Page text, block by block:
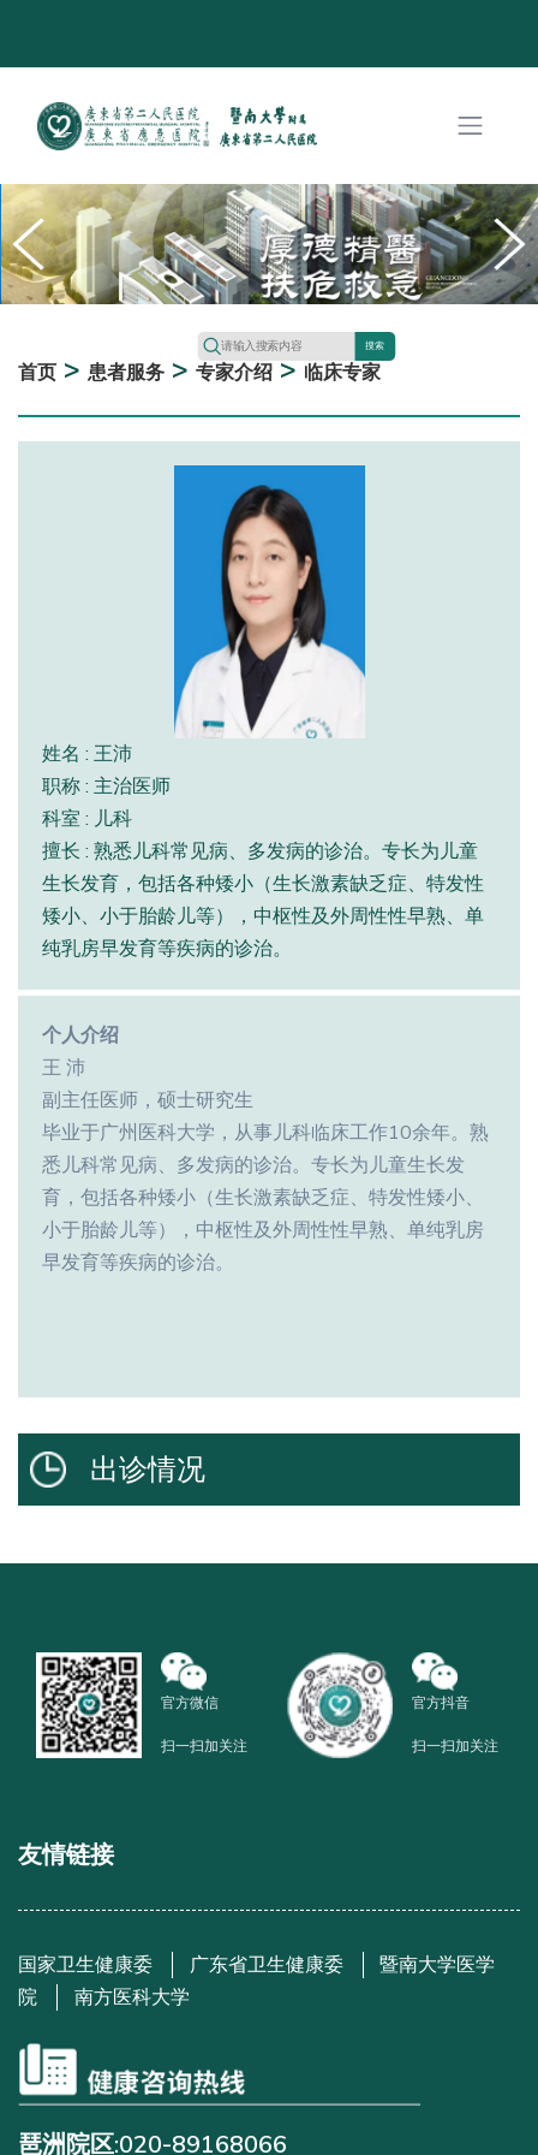
搜索
首页 > 患者服务 > 专家介绍 >临床专家
姓名 : 王沛
职称 : 主治医师
科室 : 儿科
擅长 : 熟悉儿科常见病、多发病的诊治。专长为儿童
生长发育，包括各种矮小（生长激素缺乏症、特发性
矮小、小于胎龄儿等），中枢性及外周性性早熟、单
纯乳房早发育等疾病的诊治。
个人介绍
王 沛
副主任医师，硕士研究生
毕业于广州医科大学，从事儿科临床工作10余年。熟
悉儿科常见病、多发病的诊治。专长为儿童生长发
育，包括各种矮小（生长激素缺乏症、特发性矮小、
小于胎龄儿等），中枢性及外周性性早熟、单纯乳房
早发育等疾病的诊治。
出诊情况
官方微信
扫一扫加关注
官方抖音
扫一扫加关注
友情链接
国家卫生健康委 广东省卫生健康委
暨南大学医学
院
南方医科大学
琶洲院区:020-89168066